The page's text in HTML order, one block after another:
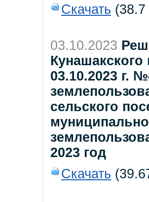
Скачать
03.10.2023
03.10.2023 г.
сельского
2023 год
Скачать